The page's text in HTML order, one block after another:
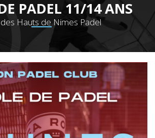
PADEL 11/14 ANS
Hauts de Nimes Padel